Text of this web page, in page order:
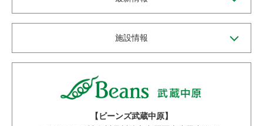
施設情報
【ビーンズ武蔵中原】